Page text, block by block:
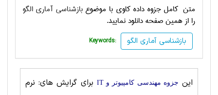
متن کامل جزوه داده کاوی با موضوع بازشناسی آماری الگو
را از همین صفحه دانلود نمایید.
Keywords: بازشناسی آماری الگو
این جزوه مهندسی کامپیوتر و IT
برای گرایش های: نرم